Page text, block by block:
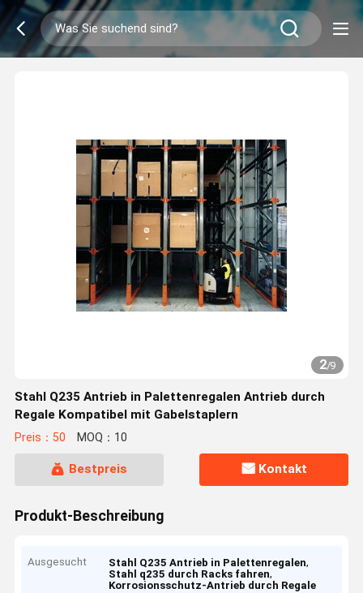
2/9
Stahl Q235 Antrieb in Palettenregalen Antrieb durch
Regale Kompatibel mit Gabelstaplern
Preis：50 MOQ：10
Bestpreis Kontakt
Produkt-Beschreibung
Ausgesucht Stahl Q235 Antrieb in Palettenregalen,
Stahl q235 durch Racks fahren,
Korrosionsschutz-Antrieb durch Regale